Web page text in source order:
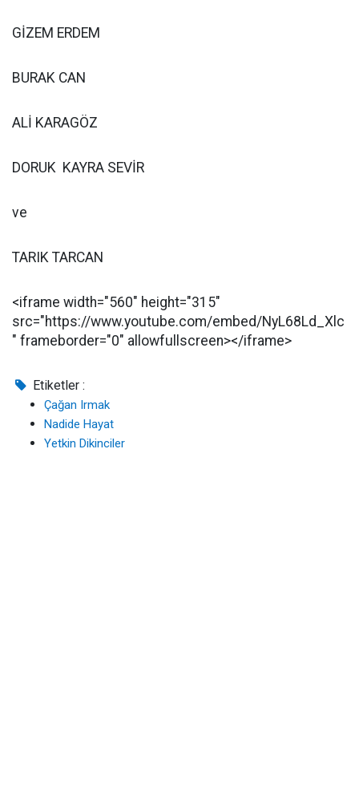
GİZEM ERDEM
BURAK CAN
ALİ KARAGÖZ
DORUK KAYRA SEVİR
ve
TARIK TARCAN
<iframe width="560" height="315"
src="https://www.youtube.com/embed/NyL68Ld_Xlc
" frameborder="0" allowfullscreen></iframe>
Etiketler :
Çağan Irmak
Nadide Hayat
Yetkin Dikinciler